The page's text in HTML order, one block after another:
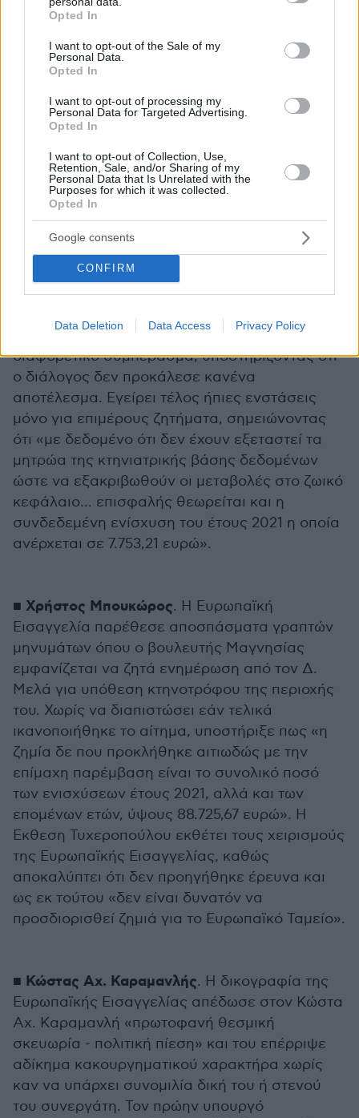
grant or deny consent to Google and its third-party tags to
use your data for below specified purposes in below Google
consent section.
Opted In
I want to opt-out of the Sale of my
Personal Data.
Opted In
I want to opt-out of processing my
Personal Data for Targeted Advertising.
Opted In
I want to opt-out of Collection, Use,
Retention, Sale, and/or Sharing of my
Personal Data that Is Unrelated with the
Purposes for which it was collected.
Opted In
Google consents
CONFIRM
Data Deletion Data Access Privacy Policy
κακουργήματος. Η εισαγγελική αρχή
παραθέτοντας αποσπασματικούς διαλόγους
εμφάνισε τη βουλευτή να συνομιλεί με τον τότε
ζητά να γίνει πλαστογραφία ώστε να πέσει στα
μαλακά κτηνοτρόφος της περιοχής της, ο
όσα αρχικά είχε δηλώσει.
Η εισαγγελική αρχή συμπεραίνει ότι η πράξη
της βουλευτού είχε ως συνέπεια να μην
αποκλειστεί ο παραγωγός από το σύστημα
πληρωμών και να εισπράττει επιδοτήσεις έως
το 2024 ύψους 142.000 ευρώ. Από την άλλη
έντυπα ευρημάτων ελέγχων οδηγείται σε
διαφορετικό συμπέρασμα, υποστηρίζοντας ότι
ο διάλογος δεν προκάλεσε κανένα
αποτέλεσμα. Εγείρει τέλος ήπιες ενστάσεις
μόνο για επιμέρους ζητήματα, σημειώνοντας
ότι «με δεδομένο ότι δεν έχουν εξεταστεί τα
μητρώα της κτηνιατρικής βάσης δεδομένων
ώστε να εξακριβωθούν οι μεταβολές στο ζωικό
κεφάλαιο... επισφαλής θεωρείται και η
συνδεδεμένη ενίσχυση του έτους 2021 η οποία
ανέρχεται σε 7.753,21 ευρώ».
■ Χρήστος Μπουκώρος. Η Ευρωπαϊκή
Εισαγγελία παρέθεσε αποσπάσματα γραπτών
μηνυμάτων όπου ο βουλευτής Μαγνησίας
εμφανίζεται να ζητά ενημέρωση από τον Δ.
Μελά για υπόθεση κτηνοτρόφου της περιοχής
του. Χωρίς να διαπιστώσει εάν τελικά
ικανοποιήθηκε το αίτημα, υποστήριξε πως «η
ζημία δε που προκλήθηκε αιτιωδώς με την
επίμαχη παρέμβαση είναι το συνολικό ποσό
των ενισχύσεων έτους 2021, αλλά και των
επομένων ετών, ύψους 88.725,67 ευρώ». H
Εκθεση Τυχεροπούλου εκθέτει τους χειρισμούς
της Ευρωπαϊκής Εισαγγελίας, καθώς
αποκαλύπτει ότι δεν προηγήθηκε έρευνα και
ως εκ τούτου «δεν είναι δυνατόν να
προσδιορισθεί ζημιά για το Ευρωπαϊκό Ταμείο».
■ Κώστας Αχ. Καραμανλής. Η δικογραφία της
Ευρωπαϊκής Εισαγγελίας απέδωσε στον Κώστα
Αχ. Καραμανλή «πρωτοφανή θεσμική
σκευωρία - πολιτική πίεση» και του επέρριψε
αδίκημα κακουργηματικού χαρακτήρα χωρίς
καν να υπάρχει συνομιλία δική του ή στενού
του συνεργάτη. Τον πρώην υπουργό